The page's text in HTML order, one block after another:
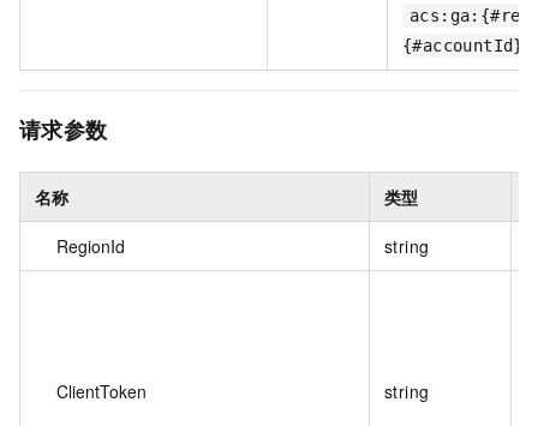
请求参数
名称 类型
RegionId string
ClientToken string